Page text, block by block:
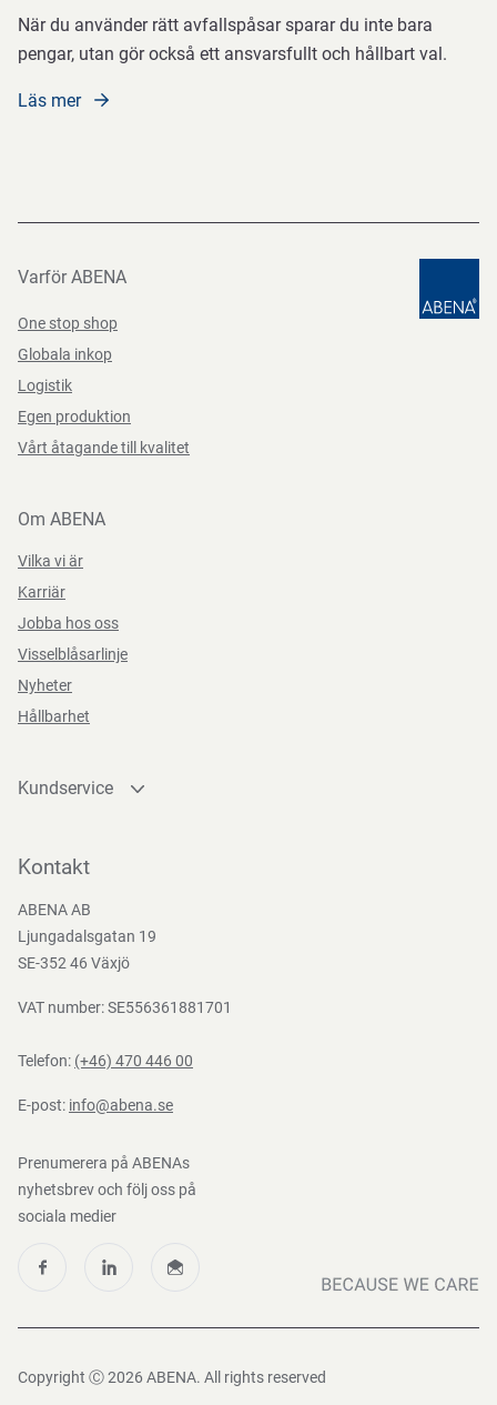
När du använder rätt avfallspåsar sparar du inte bara
pengar, utan gör också ett ansvarsfullt och hållbart val.
Läs mer
Varför ABENA
One stop shop
Globala inkop
Logistik
Egen produktion
Vårt åtagande till kvalitet
Om ABENA
Vilka vi är
Karriär
Jobba hos oss
Visselblåsarlinje
Nyheter
Hållbarhet
Kundservice
Bli kund
Nedladdningar
Kontakt
ABENA AB
Ljungadalsgatan 19
SE-352 46 Växjö
VAT number: SE556361881701
Telefon: (+46) 470 446 00
E-post: info@abena.se
Prenumerera på ABENAs
nyhetsbrev och följ oss på
sociala medier
Copyright Ⓒ 2026 ABENA. All rights reserved